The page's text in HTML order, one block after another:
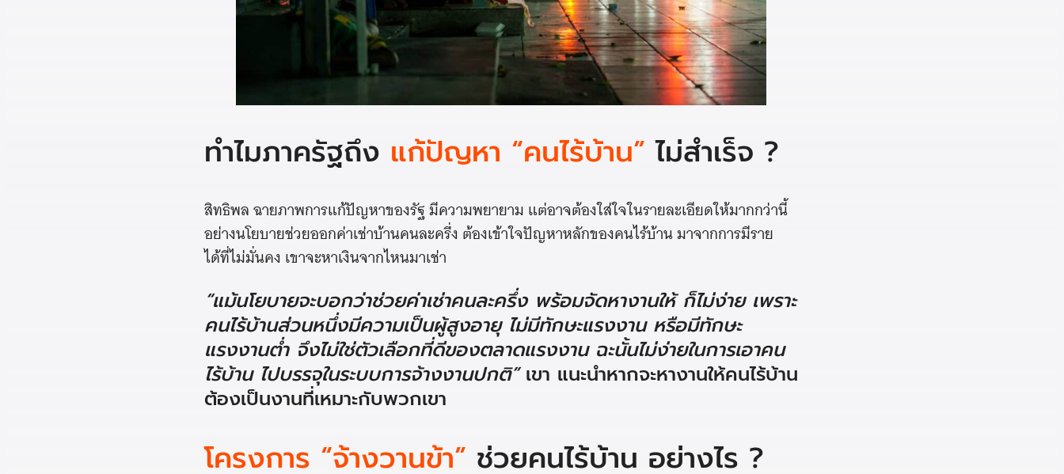
ทำไมภาครัฐถึง แก้ปัญหา “คนไร้บ้าน” ไม่สำเร็จ ?
สิทธิพล ฉายภาพการแก้ปัญหาของรัฐ มีความพยายาม แต่อาจต้องใส่ใจในรายละเอียดให้มากกว่านี้
อย่างนโยบายช่วยออกค่าเช่าบ้านคนละครึ่ง ต้องเข้าใจปัญหาหลักของคนไร้บ้าน มาจากการมีราย
ได้ที่ไม่มั่นคง เขาจะหาเงินจากไหนมาเช่า
“แม้นโยบายจะบอกว่าช่วยค่าเช่าคนละครึ่ง พร้อมจัดหางานให้ ก็ไม่ง่าย เพราะ
คนไร้บ้านส่วนหนึ่งมีความเป็นผู้สูงอายุ ไม่มีทักษะแรงงาน หรือมีทักษะ
แรงงานต่ำ จึงไม่ใช่ตัวเลือกที่ดีของตลาดแรงงาน ฉะนั้นไม่ง่ายในการเอาคน
ไร้บ้าน ไปบรรจุในระบบการจ้างงานปกติ”เขา แนะนำหากจะหางานให้คนไร้บ้าน
ต้องเป็นงานที่เหมาะกับพวกเขา
โครงการ “จ้างวานข้า” ช่วยคนไร้บ้าน อย่างไร ?